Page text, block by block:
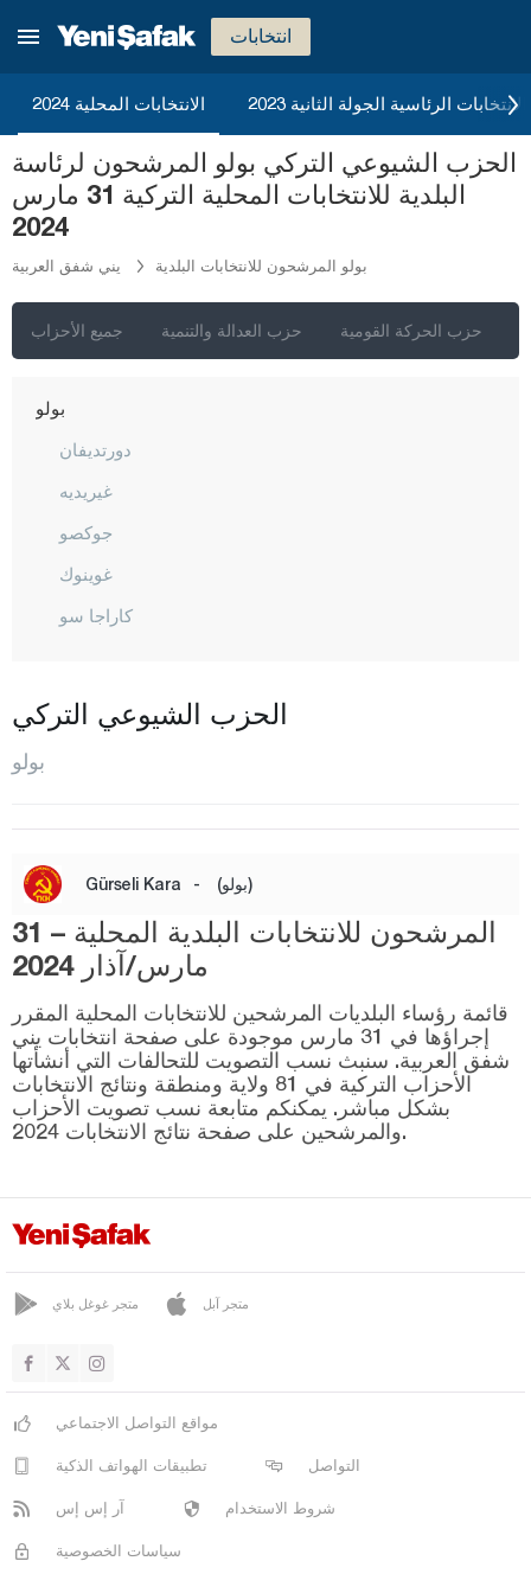
انتخابات
الانتخابات المحلية 2024 2023 الانتخابات الرئاسية الجولة الثانية
الحزب الشيوعي التركي بولو المرشحون لرئاسة
البلدية للانتخابات المحلية التركية 31 مارس
2024
يني شفق العربية بولو المرشحون للانتخابات البلدية
جميع الأحزاب حزب العدالة والتنمية حزب الحركة القومية
أرتفين
بالق أسير
بارتين
باتمان
بايبورت
بيلاجيك
بيتليس
بولو
دورتديفان
غيريديه
جوكصو
غوينوك
كاراجا سو
مينغين
بوردور
جناق قلعة
شانكيري
جوروم
دياربكر
دوزجا
أدرنة
إيرزينجان
الحزب الشيوعي التركي
بولو
Gürseli Kara - (بولو)
المرشحون للانتخابات البلدية المحلية – 31
مارس/آذار 2024
قائمة رؤساء البلديات المرشحين للانتخابات المحلية المقرر
إجراؤها في 31 مارس موجودة على صفحة انتخابات يني
شفق العربية. سنبث نسب التصويت للتحالفات التي أنشأتها
الأحزاب التركية في 81 ولاية ومنطقة ونتائج الانتخابات
بشكل مباشر. يمكنكم متابعة نسب تصويت الأحزاب
والمرشحين على صفحة نتائج الانتخابات 2024.
متجر غوغل بلاي متجر آبل
مواقع التواصل الاجتماعي
تطبيقات الهواتف الذكية التواصل
آر إس إس شروط الاستخدام
سياسات الخصوصية